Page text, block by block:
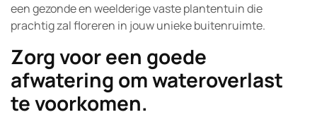
een gezonde en weelderige vaste plantentuin die
prachtig zal floreren in jouw unieke buitenruimte.
Zorg voor een goede
afwatering om wateroverlast
te voorkomen.